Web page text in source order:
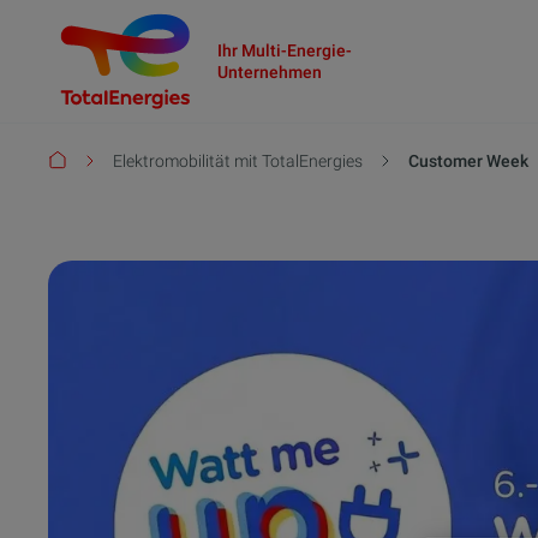
Ihr Multi-Energie-
Unternehmen
PfadnavigationElektromobilität mit TotalEnergies Customer Week